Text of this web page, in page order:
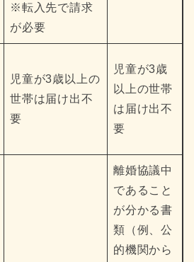
※転入先で請求
が必要
児童が3歳以上の
世帯は届け出不
要
児童が3歳
以上の世帯
は届け出不
要
離婚協議中
であること
が分かる書
類（例、公
的機関から